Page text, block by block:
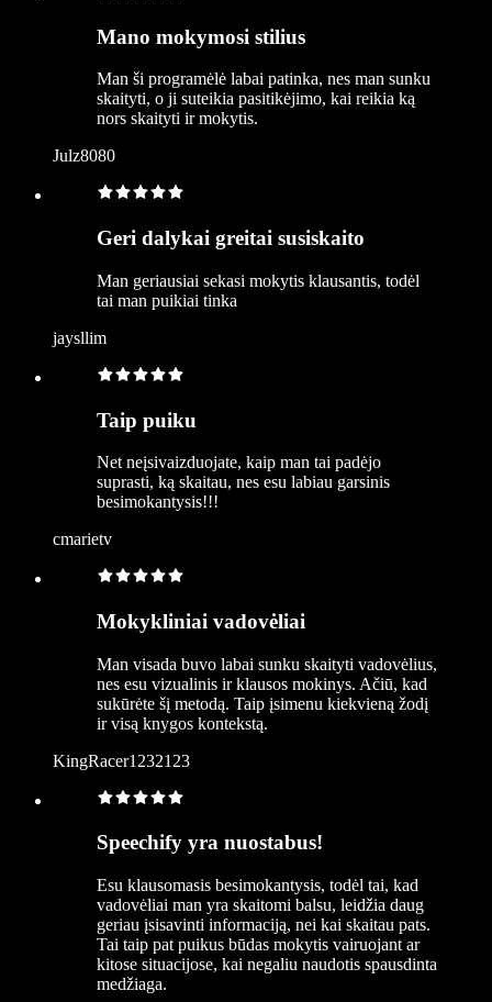
Mano mokymosi stilius
Man ši programėlė labai patinka, nes man sunku
skaityti, o ji suteikia pasitikėjimo, kai reikia ką
nors skaityti ir mokytis.
Julz8080
Geri dalykai greitai susiskaito
Man geriausiai sekasi mokytis klausantis, todėl
tai man puikiai tinka
jaysllim
Taip puiku
Net neįsivaizduojate, kaip man tai padėjo
suprasti, ką skaitau, nes esu labiau garsinis
besimokantysis!!!
cmarietv
Mokykliniai vadovėliai
Man visada buvo labai sunku skaityti vadovėlius,
nes esu vizualinis ir klausos mokinys. Ačiū, kad
sukūrėte šį metodą. Taip įsimenu kiekvieną žodį
ir visą knygos kontekstą.
KingRacer1232123
Speechify yra nuostabus!
Esu klausomasis besimokantysis, todėl tai, kad
vadovėliai man yra skaitomi balsu, leidžia daug
geriau įsisavinti informaciją, nei kai skaitau pats.
Tai taip pat puikus būdas mokytis vairuojant ar
kitose situacijose, kai negaliu naudotis spausdinta
medžiaga.